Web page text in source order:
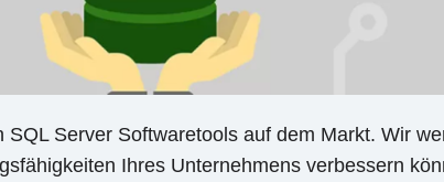
Server Softwaretools auf dem Markt. Wir
Ihres Unternehmens verbessern